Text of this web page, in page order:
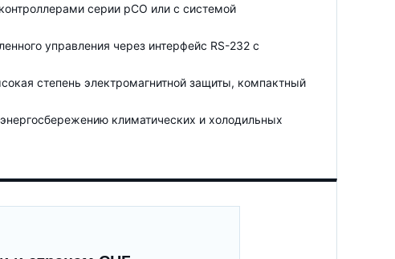
серии pCO или с системой
управления через интерфейс RS-232 с
степень электромагнитной защиты, компактный
климатических и холодильных